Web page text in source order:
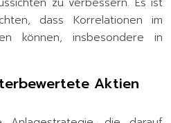
dass Korrelationen im
können, insbesondere in
Aktien